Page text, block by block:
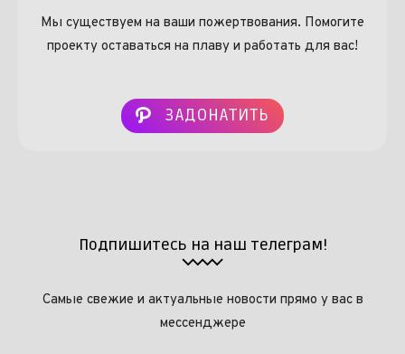
Мы существуем на ваши пожертвования. Помогите
проекту оставаться на плаву и работать для вас!
ЗАДОНАТИТЬ
Подпишитесь на наш телеграм!
Самые свежие и актуальные новости прямо у вас в
мессенджере